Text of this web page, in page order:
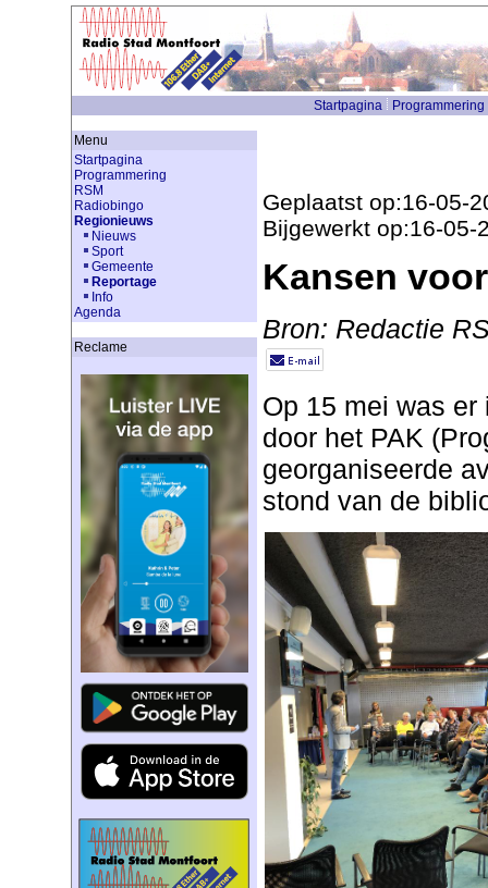
Startpagina Programmering
Menu
Startpagina
Programmering
RSM
Radiobingo
Regionieuws
Nieuws
Sport
Gemeente
Reportage
Info
Agenda
Reclame
Geplaatst op:16-05-
Bijgewerkt op:16-05-
Kansen
Bron: Redactie
Op 15 mei was
door het PAK
georganiseerde
stond van de